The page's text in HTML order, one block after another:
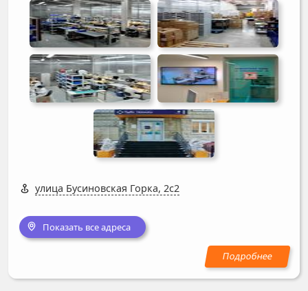
улица Бусиновская Горка, 2с2
Показать все адреса